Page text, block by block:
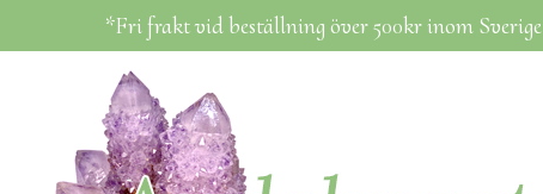
*Fri frakt vid beställning över 500kr inom Sverige